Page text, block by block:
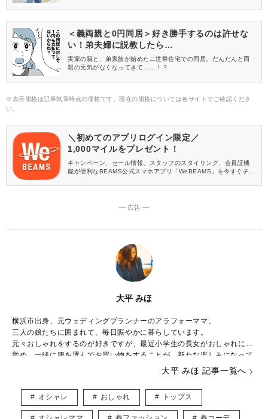
春アイテムの買い足しに、ぜひ役立ててくださいね♡
＜義両親と0円同居＞好き勝手するのは許せな
い！弟夫婦に説教したら…
実家の親と、弟家族が始めた二世帯住宅での同居。だんだんと両
親の元気がなくなってきて……！？
※表示価格は記事執筆時点の価格です。現在の価格については各サイトでご確認くださ
い。
＼初めてのアプリログイン限定／
1,000マイルをプレゼント！
キャンペーン、セール情報、スタッフのスタイリング、会員証機
能が便利なBEAMS公式スマホアプリ「WeBEAMS」を今すぐチェ
― 広告 ―
大平 みほ
横浜市出身、元ウェディングプランナーのアラフォーママ。
三人の娘たちに囲まれて、毎日賑やかに暮らしています。
元々おしゃれをするのが好きですが、最近小学生の長女がおしゃれに目
覚め、一緒に服を選んでお買い物をすることが、新たな楽しみになって
イベントを考え、全力で楽しんでいます。
やりたいことがたくさんありすぎて、毎日時間が足りないのがちょっと
した悩み。
大平 みほ 記事一覧へ
オシャレ おしゃれ トップス